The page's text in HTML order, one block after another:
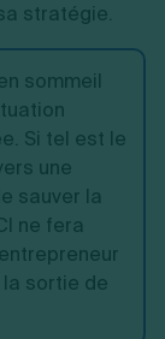
stratégie.
sommeil
Si tel est le
une
sauver la
ne fera
sortie de